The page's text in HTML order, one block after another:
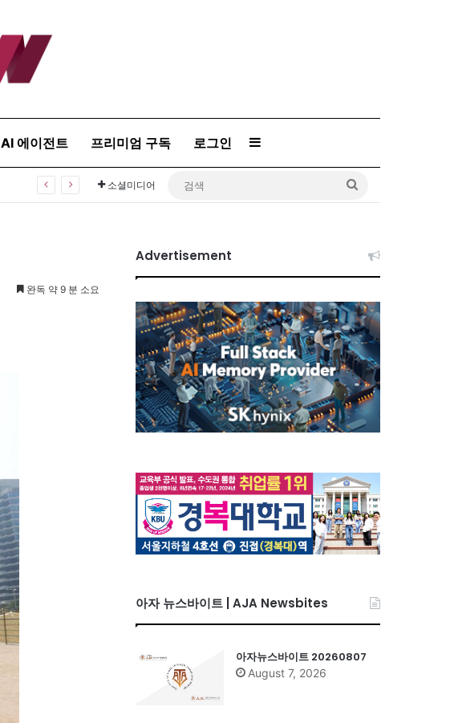
AI 에이전트 프리미엄 구독 로그인 Sidebar
소셜미디어
완독 약 9 분 소요
Advertisement
아자 뉴스바이트 | AJA Newsbites
아자뉴스바이트 20260807
August 7, 2026